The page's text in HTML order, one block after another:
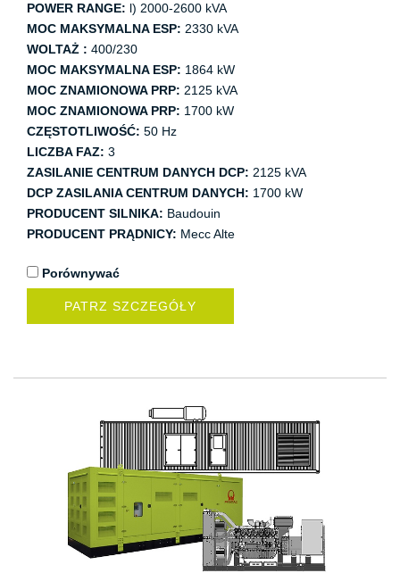
POWER RANGE: l) 2000-2600 kVA
MOC MAKSYMALNA ESP: 2330 kVA
WOLTAŻ : 400/230
MOC MAKSYMALNA ESP: 1864 kW
MOC ZNAMIONOWA PRP: 2125 kVA
MOC ZNAMIONOWA PRP: 1700 kW
CZĘSTOTLIWOŚĆ: 50 Hz
LICZBA FAZ: 3
ZASILANIE CENTRUM DANYCH DCP: 2125 kVA
DCP ZASILANIA CENTRUM DANYCH: 1700 kW
PRODUCENT SILNIKA: Baudouin
PRODUCENT PRĄDNICY: Mecc Alte
Porównywać
PATRZ SZCZEGÓŁY